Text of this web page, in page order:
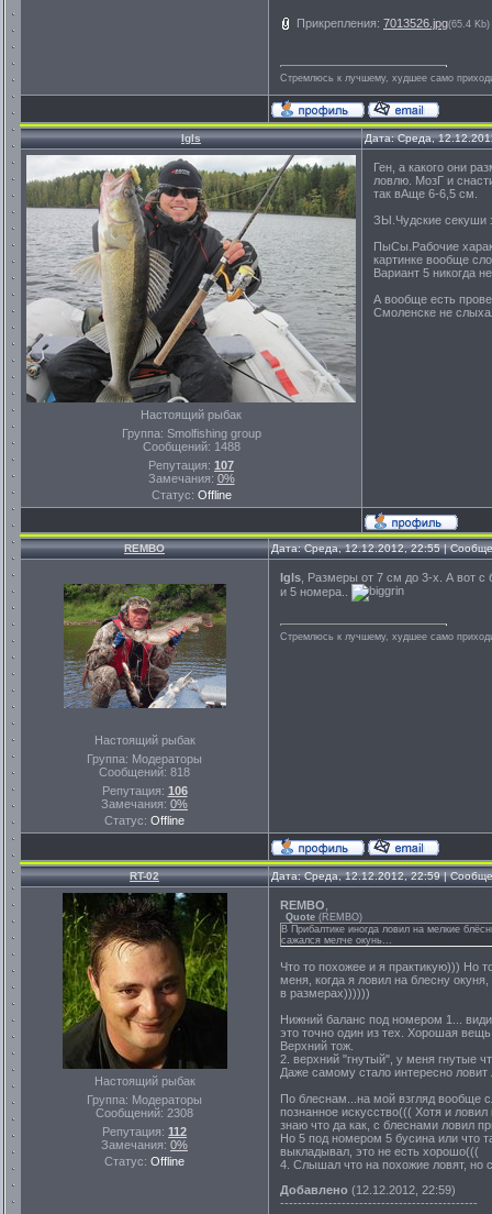
Прикрепления: 7013526.jpg(65.4 Kb)
Стремлюсь к лучшему, худшее само
Igls Дата: Среда,
Настоящий рыбак
Группа: Smolfishing group
Сообщений: 1488
Репутация: 107
Замечания: 0%
Статус: Offline
Ген, а какого они
ловлю. МозГ и
так вАще 6-6,5 см.
ЗЫ.Чудские секуши
ПыСы.Рабочие
картинке вообще
Вариант 5 никогда
А вообще есть
Смоленске не
REMBO Дата: Среда, 12.12.2012, 22:55 |
Настоящий рыбак
Группа: Модераторы
Сообщений: 818
Репутация: 106
Замечания: 0%
Статус: Offline
Igls , Размеры от 7 см до 3-х. А вот
и 5 номера..
Стремлюсь к лучшему, худшее само
RT-02 Дата: Среда, 12.12.2012, 22:59 |
Настоящий рыбак
Группа: Модераторы
Сообщений: 2308
Репутация: 112
Замечания: 0%
Статус: Offline
REMBO
Quote (REMBO)
В Прибалтике иногда ловил на мелкие
сажался мелче окунь...
Что то похожее и я практикую))) Но
меня, когда я ловил на блесну
в размерах))))))
Нижний баланс под номером 1...
это точно один из тех. Хорошая
Верхний тож.
2. верхний "гнутый", у меня гнутые
Даже самому стало интересно ловит
По блеснам...на мой взгляд вообще
познанное искусство((( Хотя и
знаю что да как, с блеснами ловил
Но 5 под номером 5 бусина или что
выкладывал, это не есть хорошо(((
4. Слышал что на похожие ловят, но
Добавлено (12.12.2012, 22:59)
---------------------------------------------